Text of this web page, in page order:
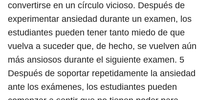
convertirse en un círculo vicioso. Después de
experimentar ansiedad durante un examen, los
estudiantes pueden tener tanto miedo de que
vuelva a suceder que, de hecho, se vuelven aún
más ansiosos durante el siguiente examen. 5
Después de soportar repetidamente la ansiedad
ante los exámenes, los estudiantes pueden